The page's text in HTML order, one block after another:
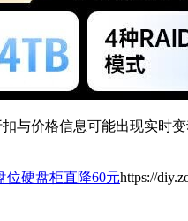
与价格信息可能出现实时
位硬盘柜直降60元https://